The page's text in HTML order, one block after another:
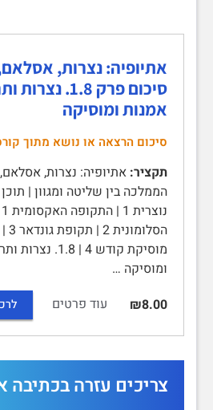
אתיופיה: נצרות,
סיכום פרק 1.8.
אמנות ומוסיקה
סיכום הרצאה או נושא מתוך
תקציר: אתיופיה: נצרות,
הממלכה בין שליטה ומגוון |
מוסיקת קודש 4 |
ומוסיקה …
₪8.00
עוד פרטים
צריכים עזרה בכתיבה